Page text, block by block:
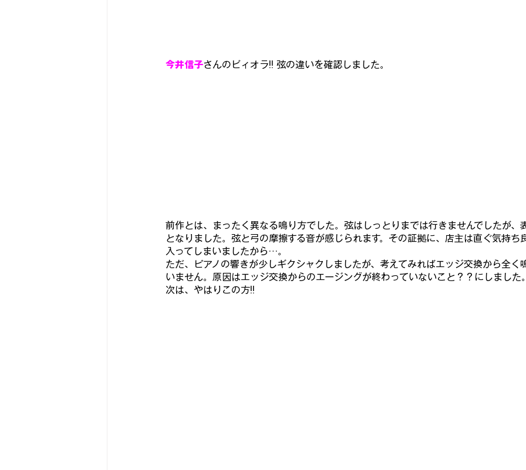
今井信子さんのビィオラ!! 弦の違いを確認しました。
前作とは、まったく異なる鳴り方でした。弦はしっとりまでは行きませんでしたが、
となりました。弦と弓の摩擦する音が感じられます。その証拠に、店主は直ぐ気持ち
入ってしまいましたから…。
ただ、ピアノの響きが少しギクシャクしましたが、考えてみればエッジ交換から全く
いません。原因はエッジ交換からのエージングが終わっていないこと？？にしました。
次は、やはりこの方!!